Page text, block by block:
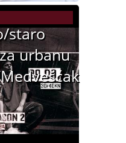
staro
urbanu